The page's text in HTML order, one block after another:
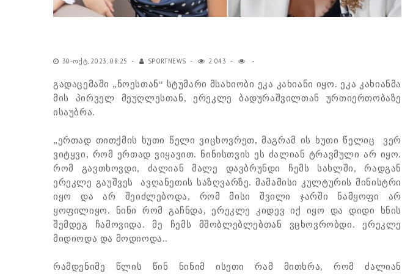
30-ᲝᲥᲢ, 2023, 08:25 SPORTNEWS 2 043
გადაცემაში „ნოესთან“ სტუმარი მსახიობი ეკა კახიანი იყო. ეკა კახიანმა
მის პირველ მეუღლესთან, ერეკლე ბადურაშვილთან ურთიერთობაზე
ისაუბრა.
„ერთად თითქმის ხუთი წელი ვიცხოვრეთ, მაგრამ ის ხუთი წელიც ვერ
ვიტყვი, რომ ერთად ვიყავით. ნინისთვის ეს ძალიან ტრავმული არ იყო.
რომ გავთხოვდი, ძალიან მალე დავბრუნდი ჩემს სახლში, რადგან
ერეკლე გაუშვეს ავღანეთის საზღვარზე. მამამისი კულტურის მინისტრი
იყო და არ შეიძლებოდა, რომ მისი შვილი ჯარში ნამყოფი არ
ყოფილიყო. ნინი რომ გაჩნდა, ერეკლე კიდევ იქ იყო და დიდი ხნის
შემდეგ ჩამოვიდა. მე ჩემს მშობლებლებთან ვცხოვრობდი. ერეკლე
მიდიოდა და მოდიოდა..
რამდენიმე წლის წინ ნინიმ ისეთი რამ მითხრა, რომ ძალიან